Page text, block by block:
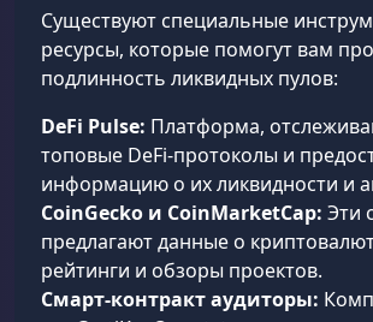
Существуют специальные
ресурсы, которые помогут вам
подлинность ликвидных пулов:
DeFi Pulse: Платформа,
топовые DeFi-протоколы и
информацию о их ликвидности и
CoinGecko и CoinMarketCap: Эти
предлагают данные о
рейтинги и обзоры проектов.
Смарт-контракт аудиторы: